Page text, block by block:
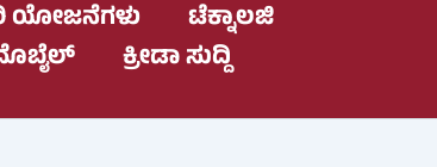
ಯೋಜನೆಗಳು
ಟೆಕ್ನಾಲಜಿ
ಕ್ರೀಡಾ ಸುದ್ದಿ